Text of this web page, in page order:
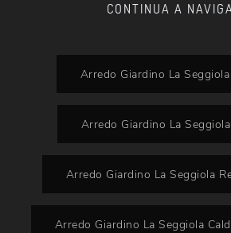
CONTINUA A
Arredo Giardino La
Arredo Giardino La
Arredo Giardino La Seggiola
Arredo Giardino La Seggiola